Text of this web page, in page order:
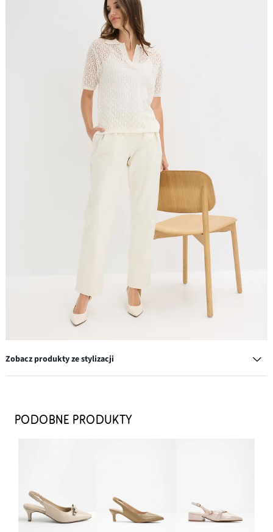
Zobacz produkty ze stylizacji
67,99 zł
DODAJ DO KOSZYKA
Kolczyki kółka
PODOBNE PRODUKTY